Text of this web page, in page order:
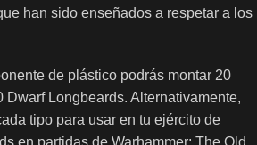
han sido enseñados a respetar a los
de plástico podrás montar 20
Dwarf Longbeards. Alternativamente,
tipo para usar en tu ejército de